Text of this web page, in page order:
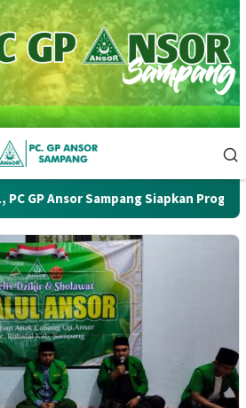
Ansor Sampang Siapkan Program Kerja